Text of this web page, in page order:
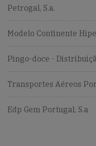
Petrogal, S.a.
Modelo Continente
Pingo-doce -
Transportes Aéreos
Edp Gem Portugal, S.a